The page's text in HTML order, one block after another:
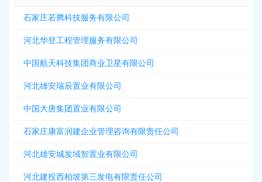
石家庄若腾科技服务有限公司
河北华登工程管理服务有限公司
中国航天科技集团商业卫星有限公司
河北雄安瑞辰置业有限公司
中国大唐集团置业有限公司
石家庄康富润建企业管理咨询有限责任公司
河北雄安城发域智置业有限公司
河北建投西柏坡第三发电有限责任公司